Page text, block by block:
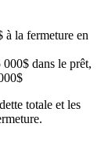
à la fermeture en
dans le prêt,
totale et les